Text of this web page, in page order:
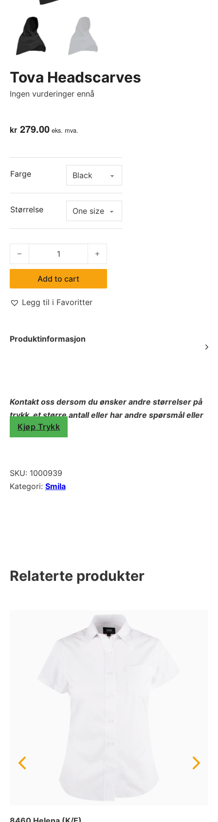
Tova Headscarves
Ingen vurderinger ennå
kr 279.00 eks. mva.
Farge
Størrelse
Tova Headscarves quantity
Add to cart
Legg til i Favoritter
Produktinformasjon
Kontakt oss dersom du ønsker andre størrelser på
trykk, et større antall eller har andre spørsmål eller
behov.
Kjøp Trykk
SKU: 1000939
Kategori: Smila
Relaterte produkter